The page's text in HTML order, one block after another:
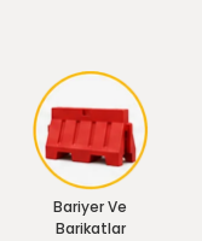
Bariyer Ve
Barikatlar